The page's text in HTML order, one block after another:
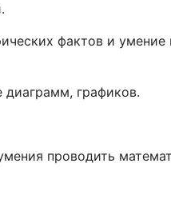
фактов и
диаграмм, графиков.
проводить